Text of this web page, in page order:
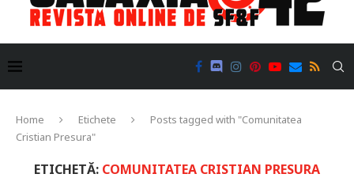
Home Etichete
Posts tagged with "Comunitatea
Cristian Presura"
ETICHETĂ: COMUNITATEA CRISTIAN PRESURA